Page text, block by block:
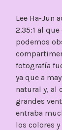
Lee Ha-Jun
2.35:1 al
podemos
fotografía
ya que a
natural y, al
grandes
entraba
los colores